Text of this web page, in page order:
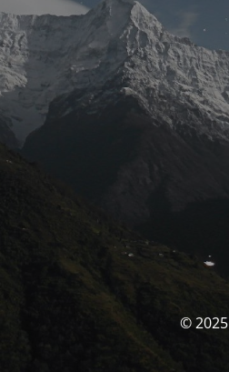
© 2025